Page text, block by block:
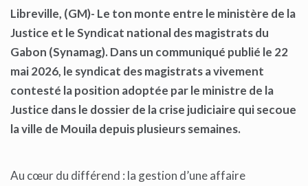
Libreville, (GM)- Le ton monte entre le ministère de la
Justice et le Syndicat national des magistrats du
Gabon (Synamag). Dans un communiqué publié le 22
mai 2026, le syndicat des magistrats a vivement
contesté la position adoptée par le ministre de la
Justice dans le dossier de la crise judiciaire qui secoue
la ville de Mouila depuis plusieurs semaines.
Au cœur du différend : la gestion d’une affaire